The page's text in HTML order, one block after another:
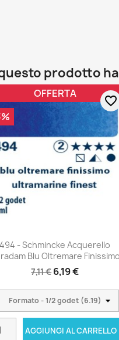
prodotto
494 - Schmincke Acquerello
Blu Oltremare Finissimo
7,11 €6,19 €
AGGIUNGI AL CARRELLO
OFFERTA
favorite_border